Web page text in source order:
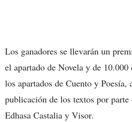
Los ganadores se llevarán un
el apartado de Novela y de 10.000
los apartados de Cuento y Poesía,
publicación de los textos por
Edhasa Castalia y Visor.